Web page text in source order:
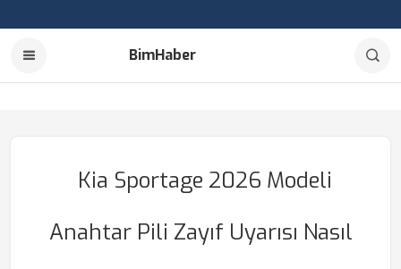
BimHaber
Kia Sportage 2026 Modeli
Anahtar Pili Zayıf Uyarısı Nasıl